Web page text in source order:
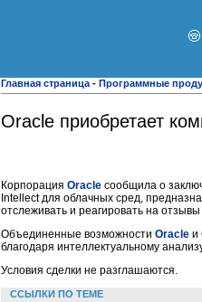
Главная страница - Программные
Oracle приобретает
Корпорация Oracle сообщила о
Intellect для облачных сред,
отслеживать и реагировать на
Объединенные возможности Oracle и
благодаря интеллектуальному
Условия сделки не разглашаются.
ССЫЛКИ ПО ТЕМЕ